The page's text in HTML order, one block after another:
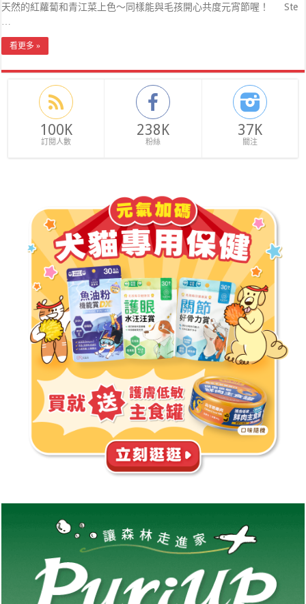
天然的紅蘿蔔和青江菜上色～同樣能與毛孩開心共度元宵節喔！ Ste
看更多 »
100K
訂閱人數
238K
粉絲
37K
關注